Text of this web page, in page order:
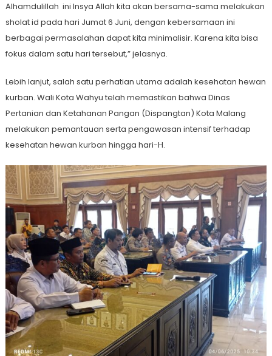
Alhamdulillah ini Insya Allah kita akan bersama-sama melakukan
sholat id pada hari Jumat 6 Juni, dengan kebersamaan ini
berbagai permasalahan dapat kita minimalisir. Karena kita bisa
fokus dalam satu hari tersebut,” jelasnya.
Lebih lanjut, salah satu perhatian utama adalah kesehatan hewan
kurban. Wali Kota Wahyu telah memastikan bahwa Dinas
Pertanian dan Ketahanan Pangan (Dispangtan) Kota Malang
melakukan pemantauan serta pengawasan intensif terhadap
kesehatan hewan kurban hingga hari-H.